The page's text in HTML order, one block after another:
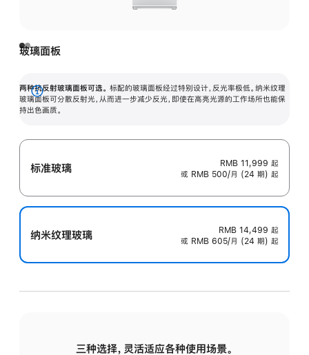
玻璃面板
两种抗反射玻璃面板可选。 标配的玻璃面板经过特别设计，反光率极低。纳米纹理
玻璃面板可分散反射光，从而进一步减少反光，即使在高亮光源的工作场所也能保
持出色画质。
展
开
标准玻璃 RMB 11,999 起
或 RMB 500/月 (24 期) 起
纳米纹理玻璃 RMB 14,499 起
或 RMB 605/月 (24 期) 起
三种选择，灵活适应各种使用场景。